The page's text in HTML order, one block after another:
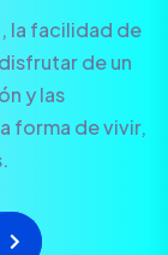
la facilidad de
de un
y las
forma de vivir,